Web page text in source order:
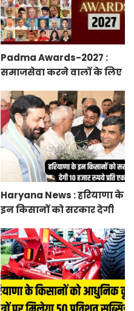
Padma Awards-2027 :
समाजसेवा करने वालों के लिए
निकाले पद्म पुरस्कार-2027 के
लिए आवेदन
Haryana News : हरियाणा के
इन किसानों को सरकार देगी
सीएम सैनी की घोषणा